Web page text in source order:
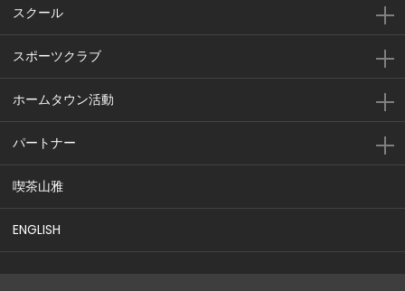
スクール
スポーツクラブ
ホームタウン活動
パートナー
喫茶山雅
ENGLISH